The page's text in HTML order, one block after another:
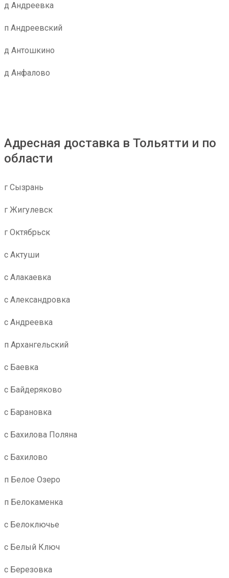
д Андреевка
п Андреевский
д Антошкино
д Анфалово
Адресная доставка в Тольятти и по
области
г Сызрань
г Жигулевск
г Октябрьск
с Актуши
с Алакаевка
с Александровка
с Андреевка
п Архангельский
с Баевка
с Байдеряково
с Барановка
с Бахилова Поляна
с Бахилово
п Белое Озеро
п Белокаменка
с Белоключье
с Белый Ключ
с Березовка